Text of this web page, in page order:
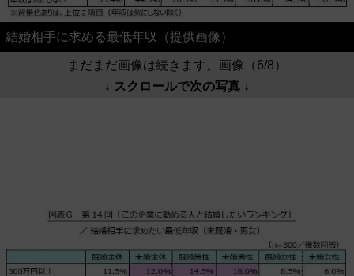
結婚相手に求める最低年収（提供画像）
まだまだ画像は続きます。画像（6/8）
↓ スクロールで次の写真 ↓